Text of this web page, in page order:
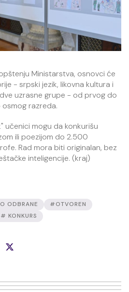
Ministarstva, osnovci će
- srpski jezik, likovna kultura i
uzrasne grupe - od prvog do
razreda.
učenici mogu da konkurišu
ili poezijom do 2.500
Rad mora biti originalan, bez
inteligencije. (kraj)
ODBRANE
#OTVOREN
# KONKURS